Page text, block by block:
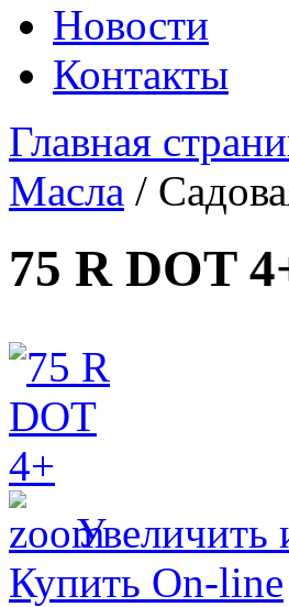
Новости
Контакты
Главная
Масла /
75 R DOT
Увеличить
Купить On-line